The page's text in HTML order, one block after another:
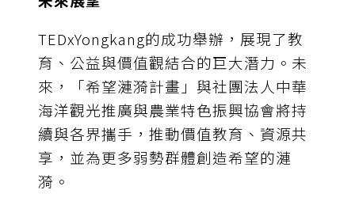
TEDxYongkang的成功舉辦，展現了教
育、公益與價值觀結合的巨大潛力。未
來，「希望漣漪計畫」與社團法人中華
海洋觀光推廣與農業特色振興協會將持
續與各界攜手，推動價值教育、資源共
享，並為更多弱勢群體創造希望的漣
漪。